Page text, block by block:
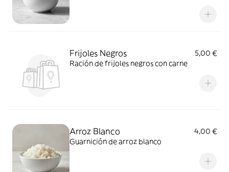
Frijoles Negros
5,00 €
Ración de frijoles negros con carne
Arroz Blanco
4,00 €
Guarnición de arroz blanco